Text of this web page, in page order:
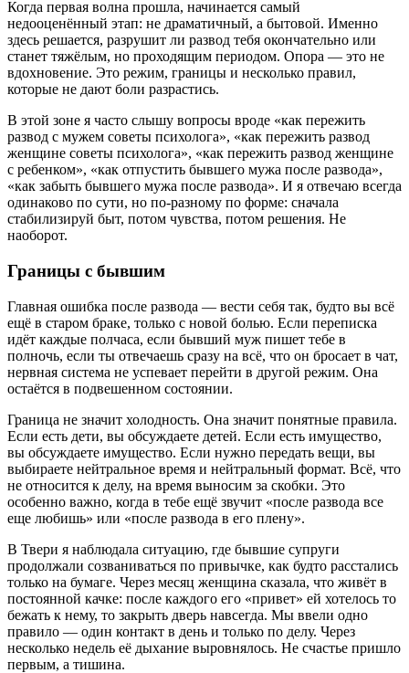
Когда первая волна прошла, начинается самый
недооценённый этап: не драматичный, а бытовой. Именно
здесь решается, разрушит ли развод тебя окончательно или
станет тяжёлым, но проходящим периодом. Опора — это не
вдохновение. Это режим, границы и несколько правил,
которые не дают боли разрастись.
В этой зоне я часто слышу вопросы вроде «как пережить
развод с мужем советы психолога», «как пережить развод
женщине советы психолога», «как пережить развод женщине
с ребенком», «как отпустить бывшего мужа после развода»,
«как забыть бывшего мужа после развода». И я отвечаю всегда
одинаково по сути, но по-разному по форме: сначала
стабилизируй быт, потом чувства, потом решения. Не
наоборот.
Границы с бывшим
Главная ошибка после развода — вести себя так, будто вы всё
ещё в старом браке, только с новой болью. Если переписка
идёт каждые полчаса, если бывший муж пишет тебе в
полночь, если ты отвечаешь сразу на всё, что он бросает в чат,
нервная система не успевает перейти в другой режим. Она
остаётся в подвешенном состоянии.
Граница не значит холодность. Она значит понятные правила.
Если есть дети, вы обсуждаете детей. Если есть имущество,
вы обсуждаете имущество. Если нужно передать вещи, вы
выбираете нейтральное время и нейтральный формат. Всё, что
не относится к делу, на время выносим за скобки. Это
особенно важно, когда в тебе ещё звучит «после развода все
еще любишь» или «после развода в его плену».
В Твери я наблюдала ситуацию, где бывшие супруги
продолжали созваниваться по привычке, как будто расстались
только на бумаге. Через месяц женщина сказала, что живёт в
постоянной качке: после каждого его «привет» ей хотелось то
бежать к нему, то закрыть дверь навсегда. Мы ввели одно
правило — один контакт в день и только по делу. Через
несколько недель её дыхание выровнялось. Не счастье пришло
первым, а тишина.